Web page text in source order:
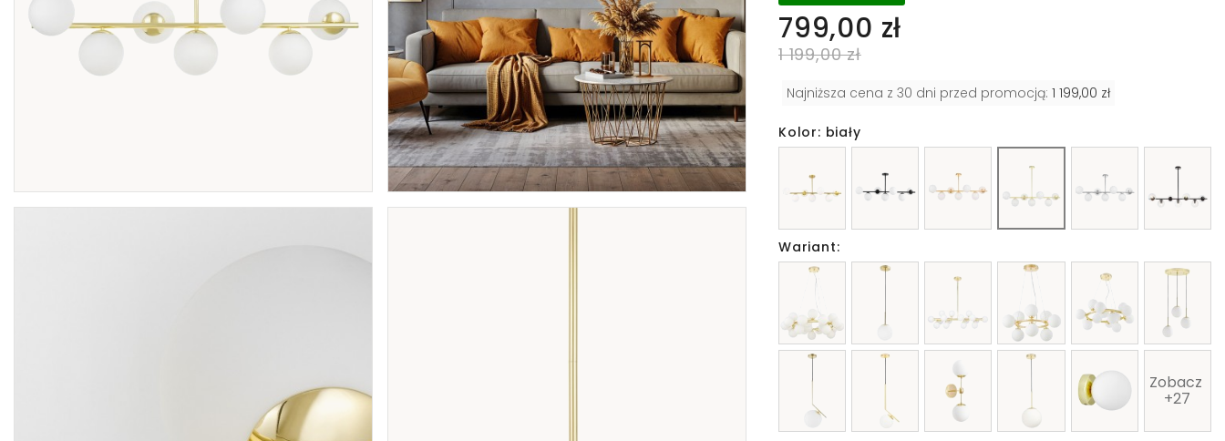
799,00 zł
1 199,00 zł
Najniższa cena z 30 dni przed promocją: 1 199,00 zł
Kolor: biały
Wariant:
Zobacz
+27